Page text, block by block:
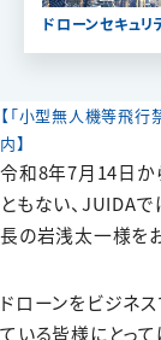
ドローンセキュリ
【「小型無人機等飛
内】
令和8年7月14日か
ともない、JUIDA
長の岩浅太一様を
ドローンをビジネ
ている皆様にとっ